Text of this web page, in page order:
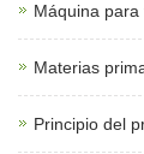
Máquina
Materias
Principio del